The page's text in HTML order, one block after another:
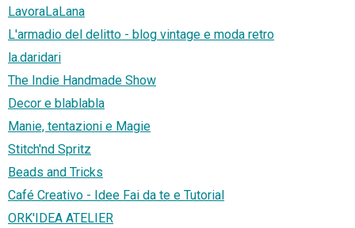
LavoraLaLana
L'armadio del delitto - blog vintage e moda retro
la.daridari
The Indie Handmade Show
Decor e blablabla
Manie, tentazioni e Magie
Stitch'nd Spritz
Beads and Tricks
Café Creativo - Idee Fai da te e Tutorial
ORK'IDEA ATELIER